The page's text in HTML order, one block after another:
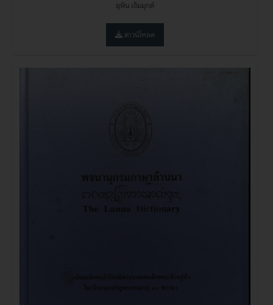
ยุพิน เข็มมุกด์
ดาวน์โหลด